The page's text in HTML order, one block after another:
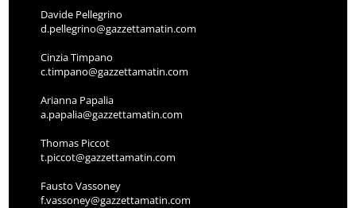
Davide Pellegrino
d.pellegrino@gazzettamatin.com
Cinzia Timpano
c.timpano@gazzettamatin.com
Arianna Papalia
a.papalia@gazzettamatin.com
Thomas Piccot
t.piccot@gazzettamatin.com
Fausto Vassoney
f.vassoney@gazzettamatin.com